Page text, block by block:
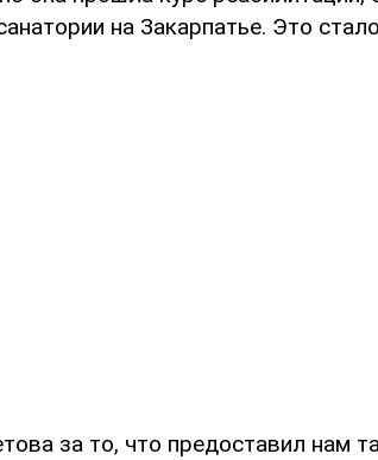
на Закарпатье. Это
за то, что предоставил нам